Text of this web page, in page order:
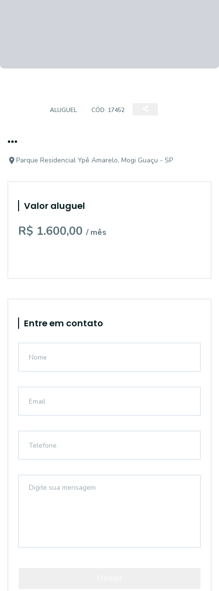
ALUGUEL CÓD: 17452
...
Parque Residencial Ypê Amarelo, Mogi Guaçu - SP
Valor aluguel
R$ 1.600,00 / mês
Entre em contato